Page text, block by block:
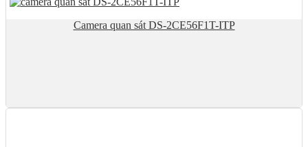
Camera quan sát DS-2CE56F1T-ITP